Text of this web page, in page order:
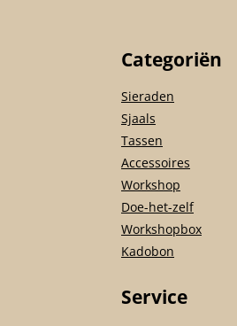
Categoriën
Sieraden
Sjaals
Tassen
Accessoires
Workshop
Doe-het-zelf
Workshopbox
Kadobon
Service